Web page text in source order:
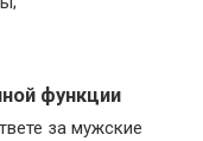
функции
за мужские